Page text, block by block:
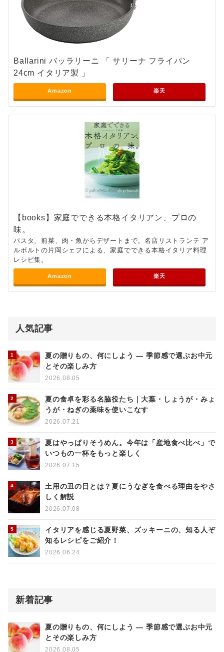
Ballarini バッラリーニ 「 サリーナ フライパン
24cm イタリア製 」
Amazon 楽天
【books】家庭でできる本格イタリアン、プロの
味。
パスタ、前菜、肉・魚からデザートまで。名店リストランテ ア
ルポルトの片岡シェフによる、家庭でできる本格イタリア料理
レシピ集。
Amazon 楽天
人気記事
夏の贈りもの、何にしよう ― 季節感で選ぶお中元
とその楽しみ方
2026.08.05
夏の食卓を彩る名脇役たち｜大葉・しょうが・みょ
うが・ねぎの薬味を使いこなす
2026.07.21
夏はやっぱりそうめん。今年は「産地食べ比べ」で
いつもの一杯をもっと楽しく
2026.07.15
土用の丑の日とは？夏にうなぎを食べる理由をやさ
しく解説
2026.07.08
イタリアを感じる夏野菜、ズッキーニの、知る人ぞ
知るレシピをご紹介！
2026.06.24
新着記事
夏の贈りもの、何にしよう ― 季節感で選ぶお中元
とその楽しみ方
2026.08.05